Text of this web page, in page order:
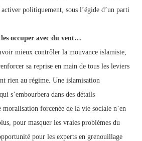
activer politiquement, sous l’égide d’un parti
occuper avec du vent…
mieux contrôler la mouvance islamiste,
sa reprise en main de tous les leviers
rien au régime. Une islamisation
s’embourbera dans des détails
moralisation forcenée de la vie sociale n’en
pour masquer les vraies problèmes du
pour les experts en grenouillage